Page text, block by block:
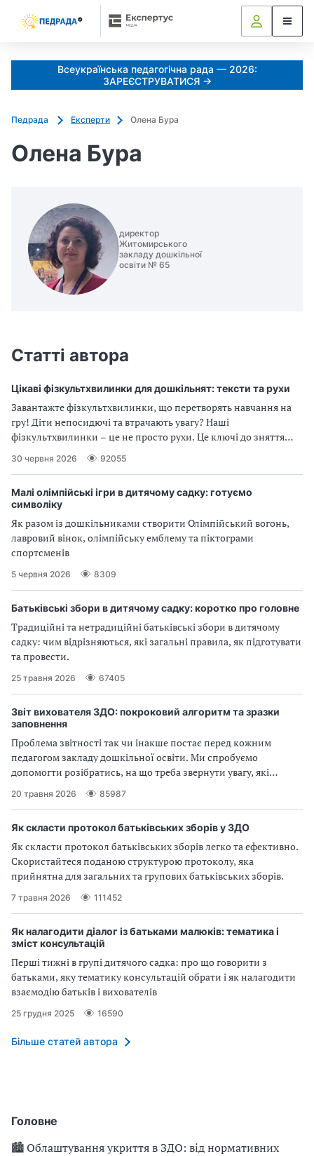
Всеукраїнська педагогічна рада — 2026:
ЗАРЕЄСТРУВАТИСЯ →
Головне
🏙 Облаштування укриття в ЗДО: від нормативних
Педрада Експерти Олена Бура
Олена Бура
директор
Житомирського
закладу дошкільної
освіти № 65
Статті автора
Цікаві фізкультхвилинки для дошкільнят: тексти та рухи
Завантажте фізкультхвилинки, що перетворять навчання на
гру! Діти непосидючі та втрачають увагу? Наші
фізкультхвилинки – це не просто рухи. Це ключі до зняття
напруги, розвитку активності та легкого засвоєння нового.
Зробіть навчання захопливим вже сьогодні!
30 червня 2026 92055
Малі олімпійські ігри в дитячому садку: готуємо
символіку
Як разом із дошкільниками створити Олімпійський вогонь,
лавровий вінок, олімпійську емблему та піктограми
спортсменів
5 червня 2026 8309
Батьківські збори в дитячому садку: коротко про головне
Традиційні та нетрадиційні батьківські збори в дитячому
садку: чим відрізняються, які загальні правила, як підготувати
та провести.
25 травня 2026 67405
Звіт вихователя ЗДО: покроковий алгоритм та зразки
заповнення
Проблема звітності так чи інакше постає перед кожним
педагогом закладу дошкільної освіти. Ми спробуємо
допомогти розібратись, на що треба звернути увагу, які
елементи звітності є обов’язковими, як зробити процес
написання звіту універсальним.
20 травня 2026 85987
Як скласти протокол батьківських зборів у ЗДО
Як скласти протокол батьківських зборів легко та ефективно.
Скористайтеся поданою структурою протоколу, яка
прийнятна для загальних та групових батьківських зборів.
7 травня 2026 111452
Як налагодити діалог із батьками малюків: тематика і
зміст консультацій
Перші тижні в групі дитячого садка: про що говорити з
батьками, яку тематику консультацій обрати і як налагодити
взаємодію батьків і вихователів
25 грудня 2025 16590
Більше статей автора